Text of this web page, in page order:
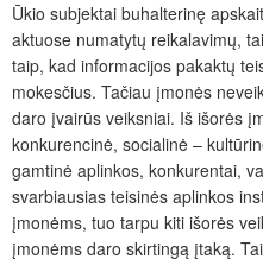
Ūkio subjektai buhalterinę
aktuose numatytų reikalavimų,
taip, kad informacijos pakaktų
mokesčius. Tačiau įmonės
daro įvairūs veiksniai. Iš išorės
konkurencinė, socialinė –
gamtinė aplinkos, konkurentai,
svarbiausias teisinės aplinkos
įmonėms, tuo tarpu kiti išorės
įmonėms daro skirtingą įtaką.